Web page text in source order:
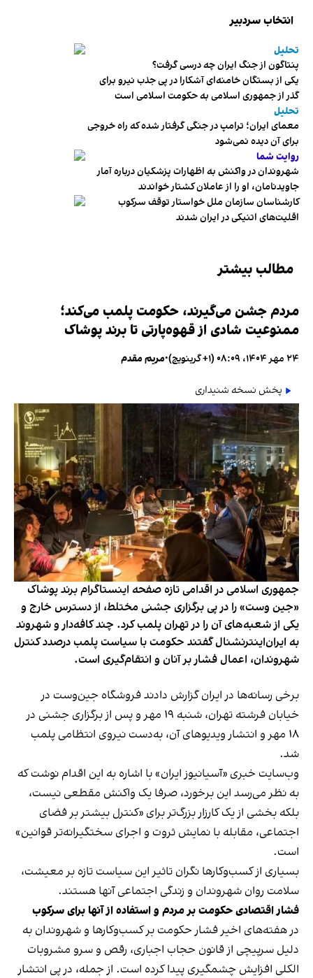
انتخاب سردبیر
تحلیل
پنتاگون از جنگ ایران چه درسی گرفت؟
یکی از بستگان خامنه‌ای آشکارا در پی جذب نیرو برای
گذر از جمهوری اسلامی به حکومت اسلامی است
تحلیل
معمای ایران؛ ترامپ در جنگی گرفتار شده که راه خروجی
برای آن دیده نمی‌شود
روایت شما
شهروندان در واکنش به اظهارات پزشکیان درباره آمار
جاویدنامان، او را از عاملان کشتار خواندند
کارشناسان سازمان ملل خواستار توقف سرکوب
اقلیت‌های اتنیکی در ایران شدند
مطالب بیشتر
مردم جشن می‌گیرند، حکومت پلمب می‌کند؛
ممنوعیت شادی از قهوه‌پارتی تا برند پوشاک
۲۴ مهر ۱۴۰۴، ۰۸:۰۹ (‎+۱ گرینویچ) •مریم مقدم
پخش نسخه شنیداری
جمهوری اسلامی در اقدامی تازه صفحه اینستاگرام برند پوشاک
«جین وست» را در پی برگزاری جشنی مختلط، از دسترس خارج و
یکی از شعبه‌های آن را در تهران پلمب کرد. چند کافه‌‌دار و شهروند
به ایران‌اینترنشنال گفتند حکومت با سیاست پلمب درصدد کنترل
شهروندان، اعمال فشار بر آنان و انتقام‌گیری است.
برخی رسانه‌ها در ایران گزارش دادند فروشگاه جین‌وست در
خیابان فرشته تهران، شنبه ۱۹ مهر و پس از برگزاری جشنی در
۱۸ مهر و انتشار ویدیوهای آن، به‌دست نیروی انتظامی پلمب
شد.
وب‌سایت خبری «آسیانیوز ایران» با اشاره به این اقدام نوشت که
به نظر می‌رسد این برخورد، صرفا یک واکنش مقطعی نیست،
بلکه بخشی از یک کارزار بزرگ‌تر برای «کنترل بیشتر بر فضای
اجتماعی، مقابله با نمایش ثروت و اجرای سختگیرانه‌تر قوانین»
است.
بسیاری از کسب‌وکارها نگران تاثیر این سیاست‌ تازه بر معیشت،
سلامت روان شهروندان و زندگی اجتماعی آنها هستند.
فشار اقتصادی حکومت بر مردم و استفاده از آنها برای سرکوب
در هفته‌های اخیر فشار حکومت بر کسب‌وکارها و شهروندان به
دلیل سرپیچی از قانون حجاب اجباری، رقص و سرو مشروبات
الکلی افزایش چشمگیری پیدا کرده است. از جمله، در پی انتشار